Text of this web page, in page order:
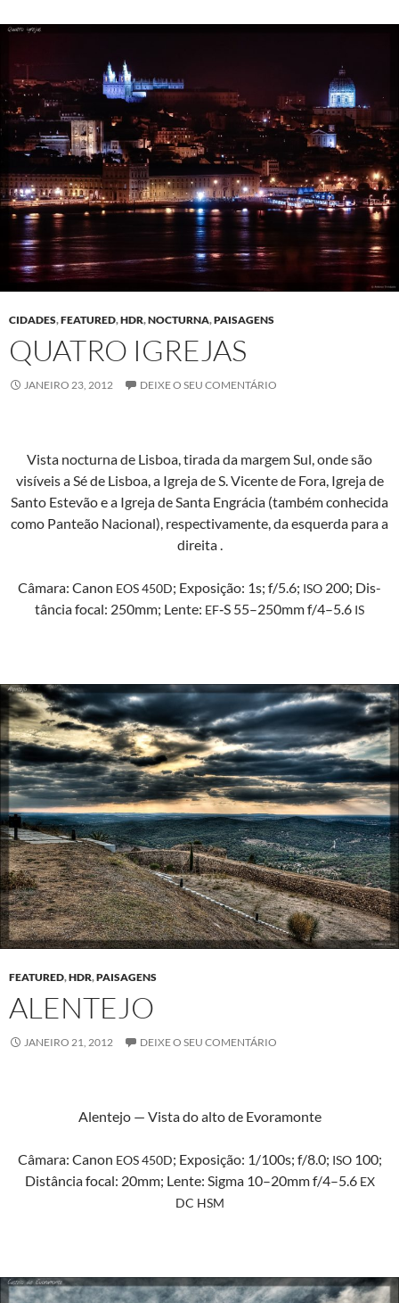
CIDADES,FEATURED,HDR,NOCTURNA,PAISAGENS
QUATRO IGREJAS
JANEIRO 23, 2012 DEIXE O SEU COMENTÁRIO
Vista noc­tur­na de Lis­boa, tira­da da margem Sul, onde são
visíveis a Sé de Lis­boa, a Igre­ja de S. Vicente de Fora, Igre­ja de
San­to Estevão e a Igre­ja de San­ta Engrá­cia (tam­bém con­heci­da
como Pan­teão Nacional), respec­ti­va­mente, da esquer­da para a
direita .
Câmara: Canon EOS450D; Exposição: 1s; f/5.6; ISO 200; Dis­
tân­cia focal: 250mm; Lente: EF‑S 55–250mm f/4–5.6 IS
FEATURED,HDR,PAISAGENS
ALENTEJO
JANEIRO 21, 2012 DEIXE O SEU COMENTÁRIO
Alen­te­jo — Vista do alto de Evoramonte
Câmara: Canon EOS 450D; Exposição: 1/100s; f/8.0; ISO100;
Dis­tân­cia focal: 20mm; Lente: Sig­ma 10–20mm f/4–5.6 EX
DC HSM